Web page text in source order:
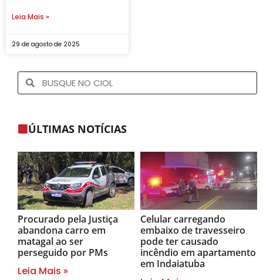
Leia Mais »
29 de agosto de 2025
ÚLTIMAS NOTÍCIAS
Procurado pela Justiça
abandona carro em
matagal ao ser
perseguido por PMs
Leia Mais »
Celular carregando
embaixo de travesseiro
pode ter causado
incêndio em apartamento
em Indaiatuba